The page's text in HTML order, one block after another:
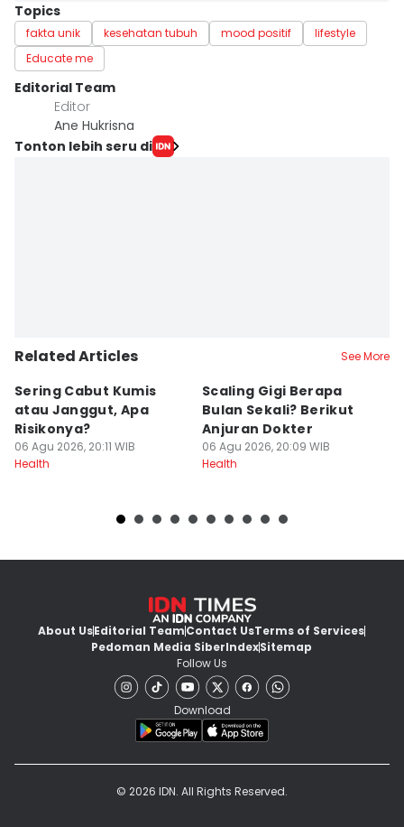
Topics
fakta unik kesehatan tubuh mood positif
lifestyle
Educate me
Editorial Team
Editor
Ane Hukrisna
Tonton lebih seru di
Related Articles See More
Sering Cabut Kumis
atau Janggut, Apa
Risikonya?
06 Agu 2026, 20:11 WIB
Health
Scaling Gigi Berapa
Bulan Sekali? Berikut
Anjuran Dokter
06 Agu 2026, 20:09 WIB
Health
About UsEditorial TeamContact UsTerms of Services
Pedoman Media SiberIndexSitemap
Follow Us
Download
© 2026 IDN. All Rights Reserved.